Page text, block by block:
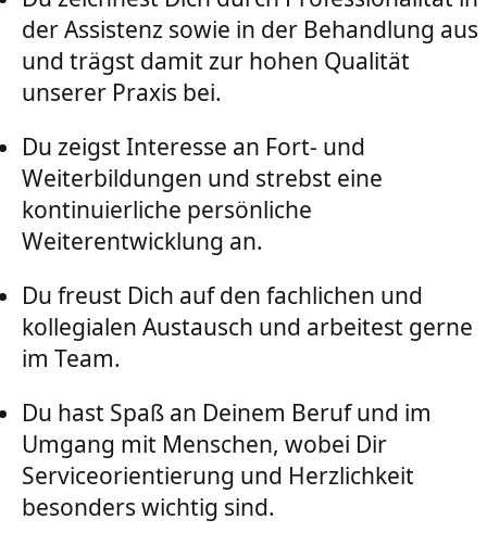
der Assistenz sowie in der Behandlung aus
und trägst damit zur hohen Qualität
unserer Praxis bei.
Du zeigst Interesse an Fort- und
Weiterbildungen und strebst eine
kontinuierliche persönliche
Weiterentwicklung an.
Du freust Dich auf den fachlichen und
kollegialen Austausch und arbeitest gerne
im Team.
Du hast Spaß an Deinem Beruf und im
Umgang mit Menschen, wobei Dir
Serviceorientierung und Herzlichkeit
besonders wichtig sind.